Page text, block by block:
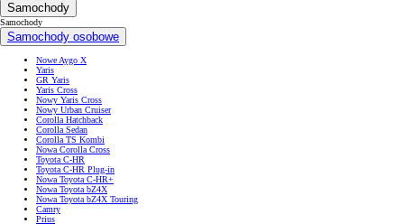
Samochody
Samochody
Samochody osobowe
Nowe Aygo X
Yaris
GR Yaris
Yaris Cross
Nowy Yaris Cross
Nowy Urban Cruiser
Corolla Hatchback
Corolla Sedan
Corolla TS Kombi
Nowa Corolla Cross
Toyota C-HR
Toyota C-HR Plug-in
Nowa Toyota C-HR+
Nowa Toyota bZ4X
Nowa Toyota bZ4X Touring
Camry
Prius